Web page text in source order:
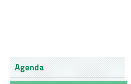
Agenda